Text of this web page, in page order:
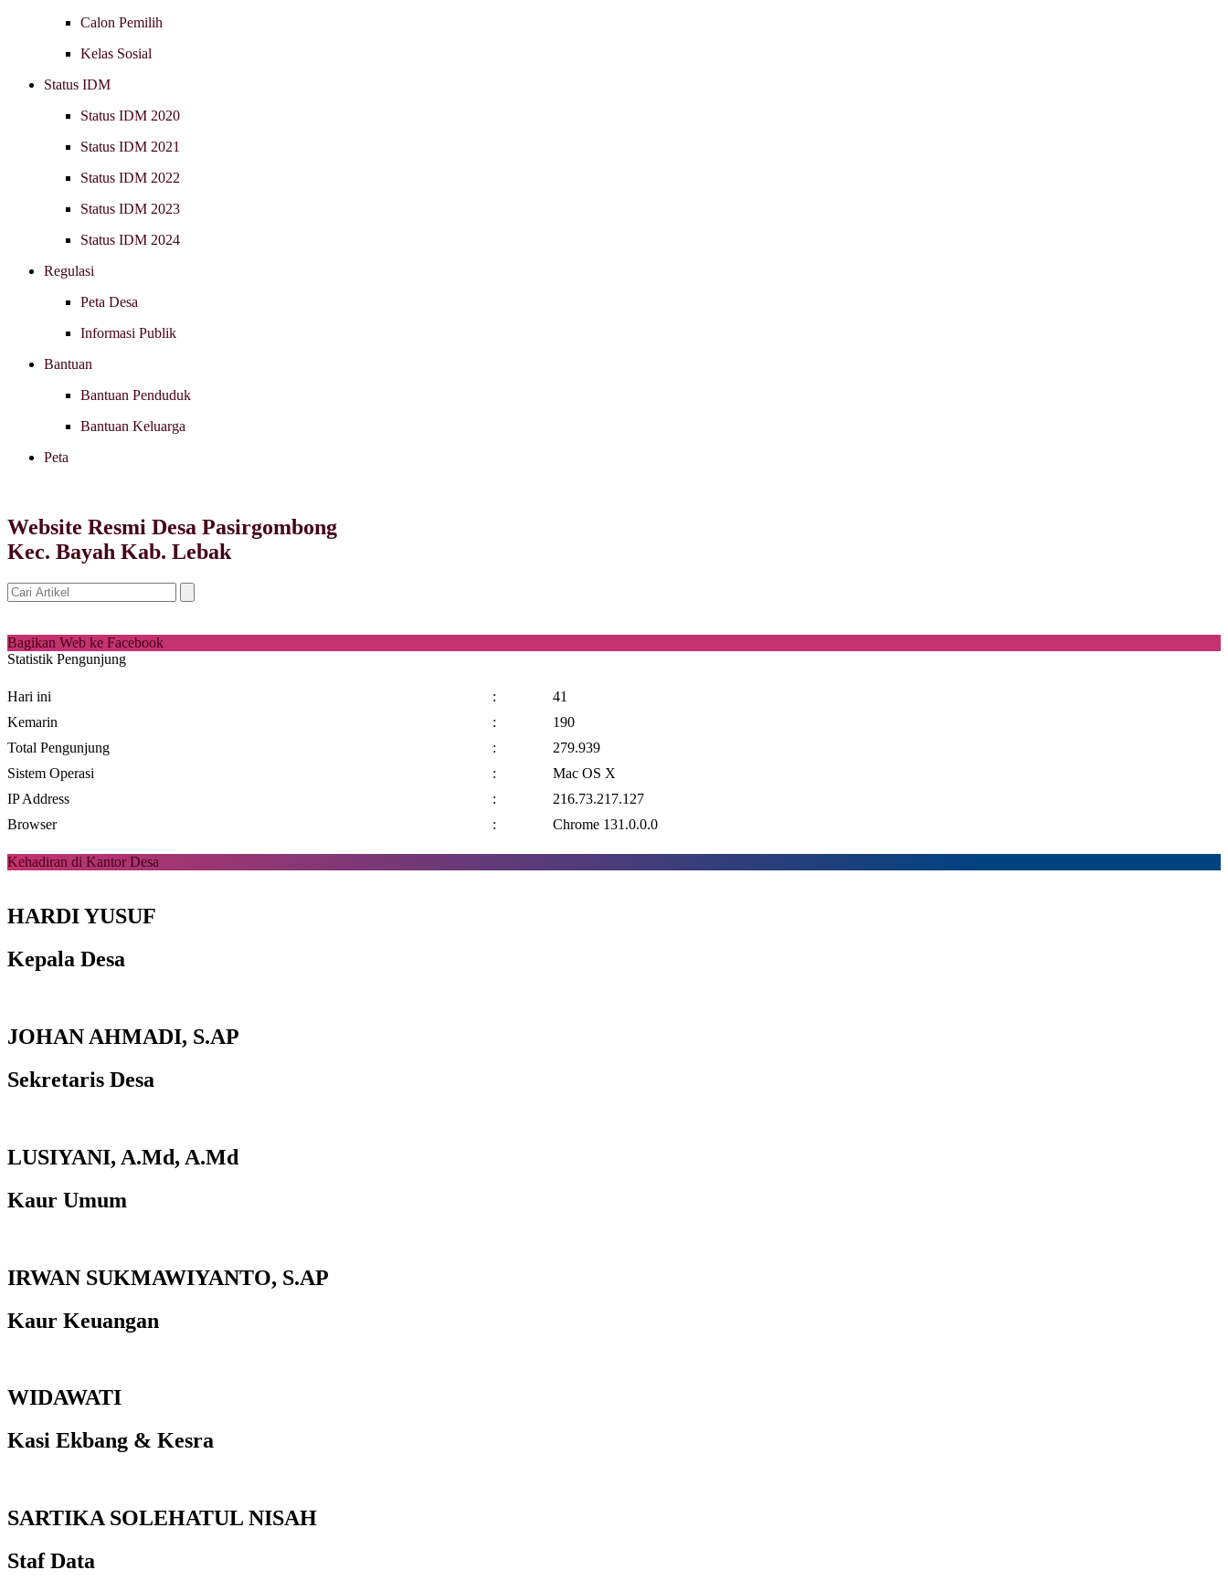
Calon Pemilih
Kelas Sosial
Status IDM
Status IDM 2020
Status IDM 2021
Status IDM 2022
Status IDM 2023
Status IDM 2024
Regulasi
Peta Desa
Informasi Publik
Bantuan
Bantuan Penduduk
Bantuan Keluarga
Peta
Website Resmi Desa Pasirgombong
Kec. Bayah Kab. Lebak
Bagikan Web ke Facebook
Statistik Pengunjung
Hari ini :
41
Kemarin
:
190
Total Pengunjung
:
279.939
Sistem Operasi
:
Mac OS X
IP Address
:
216.73.217.127
Browser
: Chrome 131.0.0.0
Kehadiran di Kantor Desa
HARDI YUSUF
Kepala Desa
JOHAN AHMADI, S.AP
Sekretaris Desa
LUSIYANI, A.Md, A.Md
Kaur Umum
IRWAN SUKMAWIYANTO, S.AP
Kaur Keuangan
WIDAWATI
Kasi Ekbang & Kesra
SARTIKA SOLEHATUL NISAH
Staf Data